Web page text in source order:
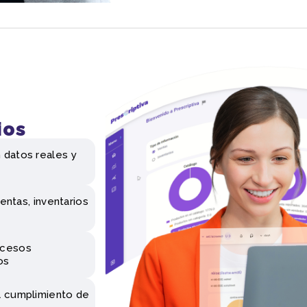
datos reales y
inventarios
de